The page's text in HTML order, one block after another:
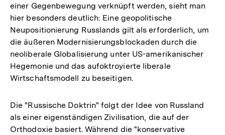
einer Gegenbewegung verknüpft werden, sieht man
hier besonders deutlich: Eine geopolitische
Neupositionierung Russlands gilt als erforderlich, um
die äußeren Modernisierungsblockaden durch die
neoliberale Globalisierung unter US-amerikanischer
Hegemonie und das aufoktroyierte liberale
Wirtschaftsmodell zu beseitigen.
Die "Russische Doktrin" folgt der Idee von Russland
als einer eigenständigen Zivilisation, die auf der
Orthodoxie basiert. Während die "konservative